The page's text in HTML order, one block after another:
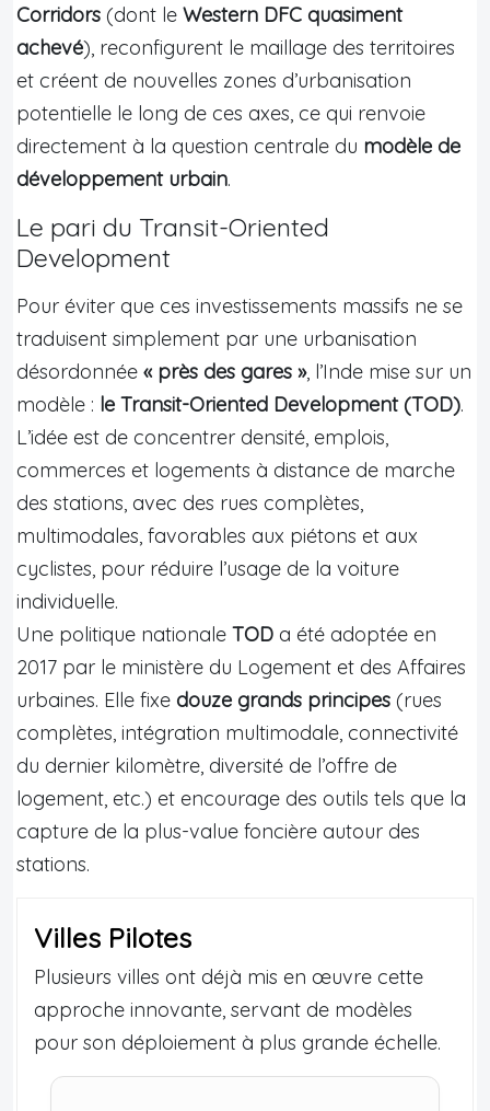
Corridors (dont le Western DFC quasiment
achevé), reconfigurent le maillage des territoires
et créent de nouvelles zones d’urbanisation
potentielle le long de ces axes, ce qui renvoie
directement à la question centrale du modèle de
développement urbain.
Le pari du Transit-Oriented
Development
Pour éviter que ces investissements massifs ne se
traduisent simplement par une urbanisation
désordonnée « près des gares », l’Inde mise sur un
modèle : le Transit-Oriented Development (TOD).
L’idée est de concentrer densité, emplois,
commerces et logements à distance de marche
des stations, avec des rues complètes,
multimodales, favorables aux piétons et aux
cyclistes, pour réduire l’usage de la voiture
individuelle.
Une politique nationale TOD a été adoptée en
2017 par le ministère du Logement et des Affaires
urbaines. Elle fixe douze grands principes (rues
complètes, intégration multimodale, connectivité
du dernier kilomètre, diversité de l’offre de
logement, etc.) et encourage des outils tels que la
capture de la plus-value foncière autour des
stations.
Villes Pilotes
Plusieurs villes ont déjà mis en œuvre cette
approche innovante, servant de modèles
pour son déploiement à plus grande échelle.